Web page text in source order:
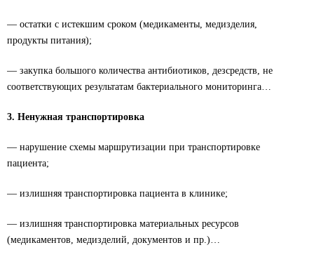
— остатки с истекшим сроком (медикаменты, медизделия,
продукты питания);
— закупка большого количества антибиотиков, дезсредств, не
соответствующих результатам бактериального мониторинга…
3. Ненужная транспортировка
— нарушение схемы маршрутизации при транспортировке
пациента;
— излишняя транспортировка пациента в клинике;
— излишняя транспортировка материальных ресурсов
(медикаментов, медизделий, документов и пр.)…